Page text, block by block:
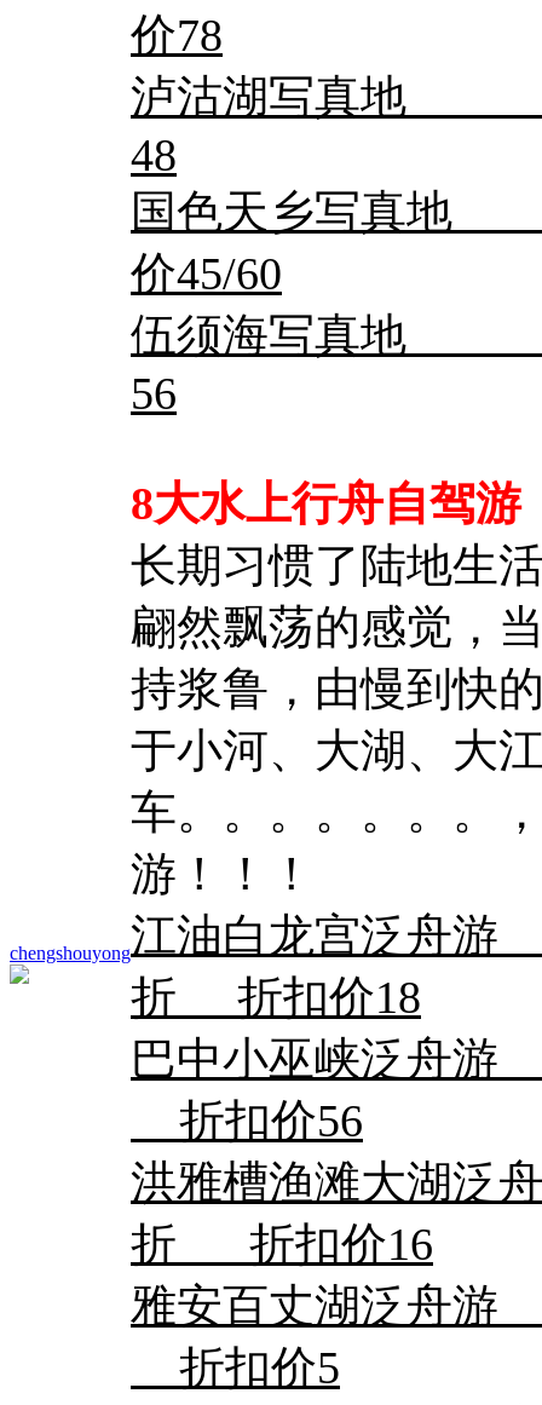
chengshouyong
价78
泸沽湖写真地
48
国色天乡写真地
价45/60
伍须海写真地
56
8大水上行舟自驾游
长期习惯了陆地生
翩然飘荡的感觉，
持浆鲁，由慢到快
于小河、大湖、大
车。。。。。。。
游！！！
江油白龙宫泛舟
折 折扣价18
巴中小巫峡泛
折扣价56
洪雅槽渔滩大湖
折 折扣价16
雅安百丈湖泛舟
折扣价5